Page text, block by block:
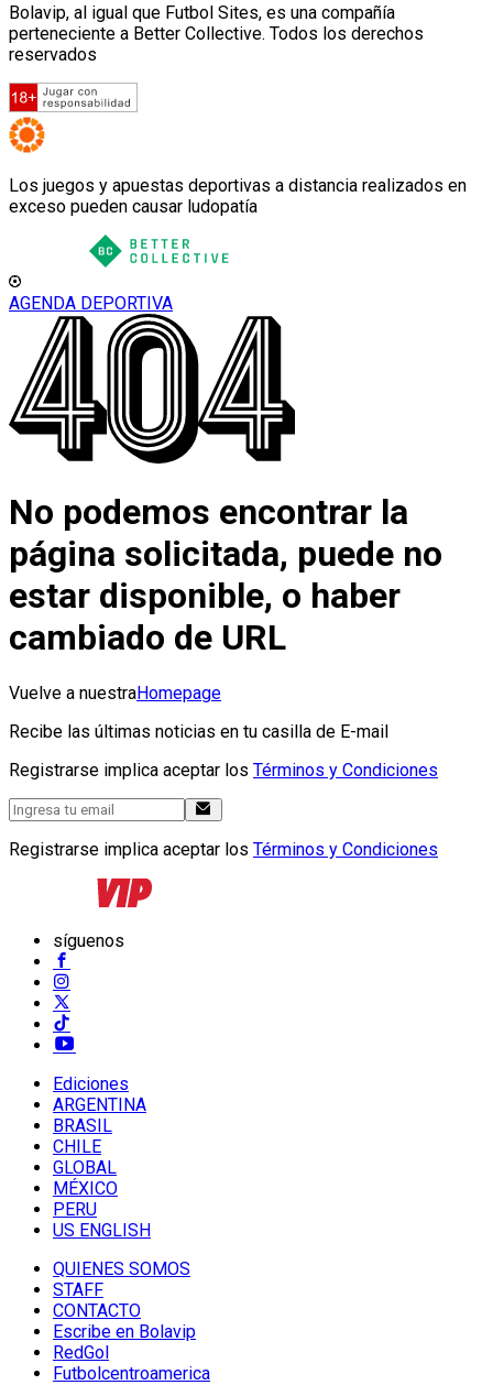
Bolavip, al igual que Futbol Sites, es una compañía
perteneciente a Better Collective. Todos los derechos
reservados
Los juegos y apuestas deportivas a distancia realizados en
exceso pueden causar ludopatía
AGENDA DEPORTIVA
No podemos encontrar la
página solicitada, puede no
estar disponible, o haber
cambiado de URL
Vuelve a nuestraHomepage
Recibe las últimas noticias en tu casilla de E-mail
Registrarse implica aceptar los Términos y Condiciones
Registrarse implica aceptar los Términos y Condiciones
síguenos
Ediciones
ARGENTINA
BRASIL
CHILE
GLOBAL
MÉXICO
PERU
US ENGLISH
QUIENES SOMOS
STAFF
CONTACTO
Escribe en Bolavip
RedGol
Futbolcentroamerica